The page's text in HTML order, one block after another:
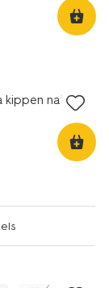
kippen naturel